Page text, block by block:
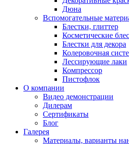
Дюна
Вспомогательные
Блестки, глиттер
Косметические
Блестки для декора
Колеровочная
Лессирующие лаки
Компрессор
Пистофлок
О компании
Видео демонстрации
Дилерам
Сертификаты
Блог
Галерея
Материалы, варианты